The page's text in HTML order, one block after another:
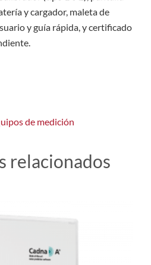
y cargador, maleta de
y guía rápida, y certificado
de medición
relacionados